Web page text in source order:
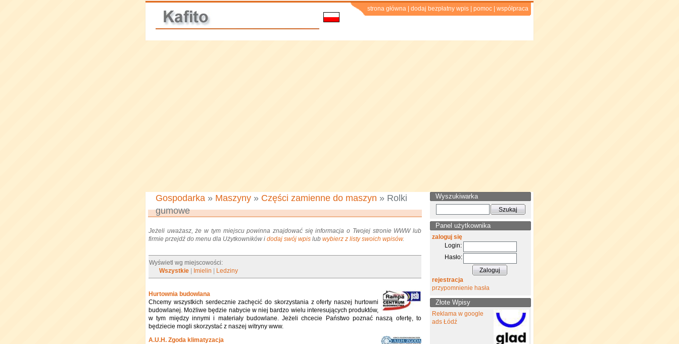
strona główna dodaj bezpłatny wpis pomoc współpraca
Gospodarka » Maszyny » Części zamienne do maszyn » Rolki
gumowe
Jeżeli uważasz, że w tym miejscu powinna znajdować się informacja o Twojej stronie WWW lub
firmie przejdź do menu dla Użytkowników i dodaj swój wpis lub wybierz z listy swoich wpisów.
Wyświetl wg miejscowości:
Wszystkie
Imielin Ledziny
Hurtownia budowlana
Chcemy wszystkich serdecznie zachęcić do skorzystania z oferty naszej hurtowni
budowlanej. Możliwe będzie nabycie w niej bardzo wielu interesujących produktów,
w tym między innymi i materiały budowlane. Jeżeli chcecie Państwo poznać naszą ofertę, to
będziecie mogli skorzystać z naszej witryny www.
A.U.H. Zgoda klimatyzacja
Wyszukiwarka
Panel użytkownika
zaloguj się
Login:
Hasło:
rejestracja
przypomnienie hasła
Złote Wpisy
Reklama w google
ads Łódź